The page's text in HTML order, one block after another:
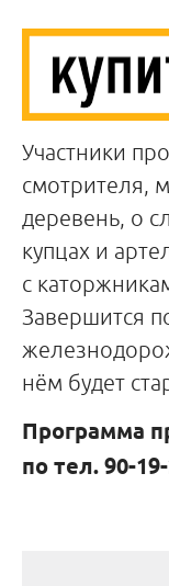
Участники
смотрителя,
деревень, о
купцах и
с
Завершится
нём будет
Программа
потел. 90-